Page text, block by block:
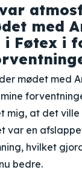
med
i Føtex i
mødet med
mig, at det
var en
hvilket
bedre.